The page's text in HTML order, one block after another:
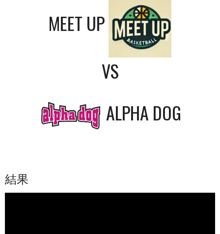
MEET UP
VS
ALPHA DOG
結果